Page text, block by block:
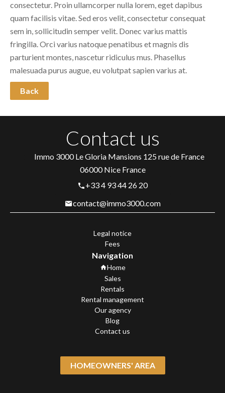
consectetur. Proin ullamcorper nulla lorem, eget dapibus
quam facilisis vitae. Sed eros velit, consectetur consequat
sem in, sollicitudin semper velit. Donec varius mattis
fringilla. Orci varius natoque penatibus et magnis dis
parturient montes, nascetur ridiculus mus. Phasellus
malesuada purus augue, eu volutpat sapien varius at.
Back
Contact us
Immo 3000Le Gloria Mansions 125 rue de France
06000Nice France
+33 4 93 44 26 20
contact@immo3000.com
Legal notice
Fees
Navigation
Home
Sales
Rentals
Rental management
Our agency
Blog
Contact us
HOMEOWNERS' AREA